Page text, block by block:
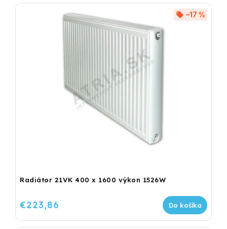
Radiátor 21VK 400 x 1600 výkon 1526W
–17 %
€223,86 Do košíka